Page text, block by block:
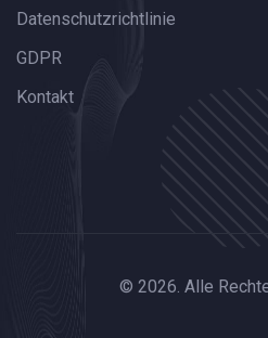
Datenschutzrichtlinie
GDPR
Kontakt
© 2026. Alle